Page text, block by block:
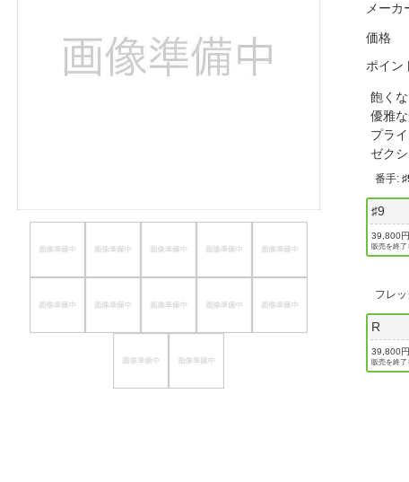
閲覧履歴
メー
価格
ポイン
飽く
優雅
プラ
ゼク
番手:
♯9
39,800円
販売を終了
フレ
R
39,800円
販売を終了